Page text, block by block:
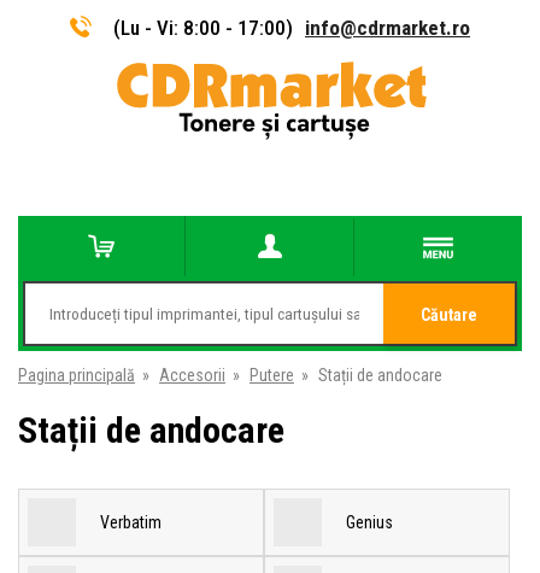
(Lu - Vi: 8:00 - 17:00) info@cdrmarket.ro
Căutare
Pagina principală » Accesorii » Putere » Stații de andocare
Stații de andocare
Verbatim Genius